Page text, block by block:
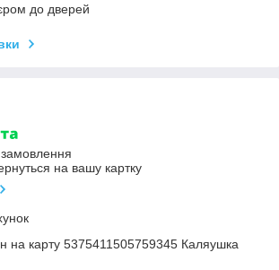
до дверей
на вашу картку
на карту 5375411505759345 Каляушка